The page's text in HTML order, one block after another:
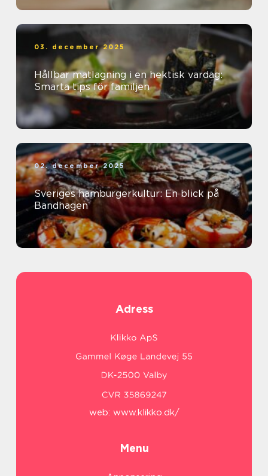
03. december 2025
Hållbar matlagning i en hektisk vardag:
Smarta tips för familjen
02. december 2025
Sveriges hamburgerkultur: En blick på
Bandhagen
Adress
web: www.klikko.dk/
Menu